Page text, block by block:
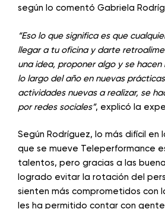
según lo comentó Gabriela
“Eso lo que significa es que
llegar a tu oficina y darte
una idea, proponer algo y se hacen
lo largo del año en nuevas
actividades nuevas a realizar, se
por redes sociales”, explicó la
Según Rodríguez, lo más difícil en
que se mueve Teleperformance
talentos, pero gracias a las
logrado evitar la rotación del
sienten más comprometidos con
les ha permitido contar con